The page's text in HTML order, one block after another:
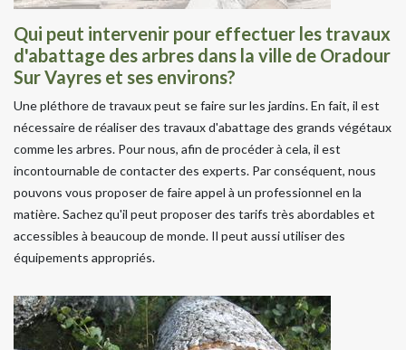
Qui peut intervenir pour effectuer les travaux
d'abattage des arbres dans la ville de Oradour
Sur Vayres et ses environs?
Une pléthore de travaux peut se faire sur les jardins. En fait, il est
nécessaire de réaliser des travaux d'abattage des grands végétaux
comme les arbres. Pour nous, afin de procéder à cela, il est
incontournable de contacter des experts. Par conséquent, nous
pouvons vous proposer de faire appel à un professionnel en la
matière. Sachez qu'il peut proposer des tarifs très abordables et
accessibles à beaucoup de monde. Il peut aussi utiliser des
équipements appropriés.